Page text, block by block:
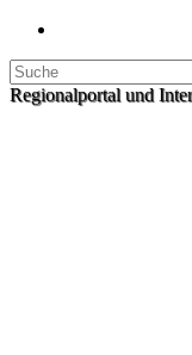
Regionalportal und